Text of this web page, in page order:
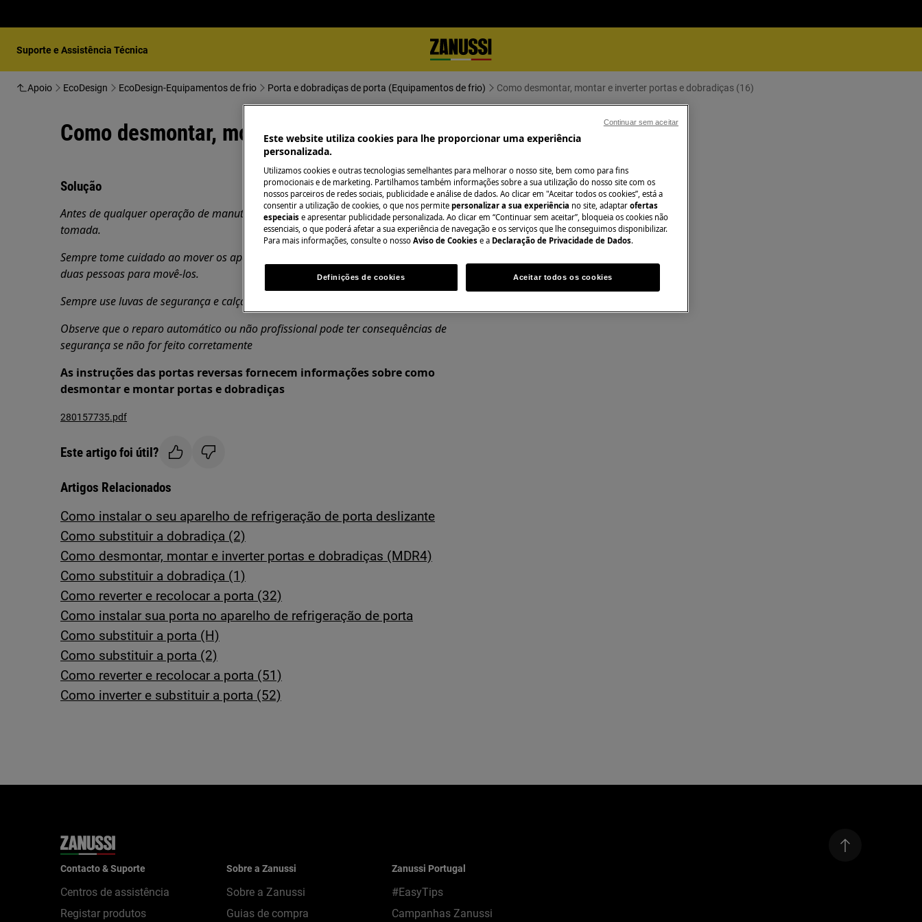
Suporte e Assistência Técnica
Apoio EcoDesign EcoDesign-Equipamentos de frio Porta e dobradiças de porta (Equipamentos de frio) Como desmontar, montar e inverter portas e dobradiças (16)
Como desmontar, montar e inverter portas e dobradiças (16)
Solução
Antes de qualquer operação de manutenção, desligue o aparelho e retire a ficha da
tomada.
Sempre tome cuidado ao mover os aparelhos, para os aparelhos pesados são necessárias
duas pessoas para movê-los.
Sempre use luvas de segurança e calçados fechados.
Observe que o reparo automático ou não profissional pode ter consequências de
segurança se não for feito corretamente
As instruções das portas reversas fornecem informações sobre como
desmontar e montar portas e dobradiças
280157735.pdf
Este artigo foi útil?
Artigos Relacionados
Como instalar o seu aparelho de refrigeração de porta deslizante
Como substituir a dobradiça (2)
Como desmontar, montar e inverter portas e dobradiças (MDR4)
Como substituir a dobradiça (1)
Como reverter e recolocar a porta (32)
Como instalar sua porta no aparelho de refrigeração de porta
Como substituir a porta (H)
Como substituir a porta (2)
Como reverter e recolocar a porta (51)
Como inverter e substituir a porta (52)
Contacto & Suporte
Centros de assistência
Registar produtos
Sobre a Zanussi
Sobre a Zanussi
Guias de compra
Zanussi Portugal
#EasyTips
Campanhas Zanussi
Este website utiliza cookies para lhe proporcionar uma experiência
personalizada.
Utilizamos cookies e outras tecnologias semelhantes para melhorar o nosso site, bem como para fins
promocionais e de marketing. Partilhamos também informações sobre a sua utilização do nosso site com os
nossos parceiros de redes sociais, publicidade e análise de dados. Ao clicar em "Aceitar todos os cookies”, está a
consentir a utilização de cookies, o que nos permite personalizar a sua experiência no site, adaptar ofertas
especiais e apresentar publicidade personalizada. Ao clicar em “Continuar sem aceitar”, bloqueia os cookies não
essenciais, o que poderá afetar a sua experiência de navegação e os serviços que lhe conseguimos disponibilizar.
Para mais informações, consulte o nosso Aviso de Cookies e a Declaração de Privacidade de Dados.
Definições de cookies Aceitar todos os cookies
Continuar sem aceitar